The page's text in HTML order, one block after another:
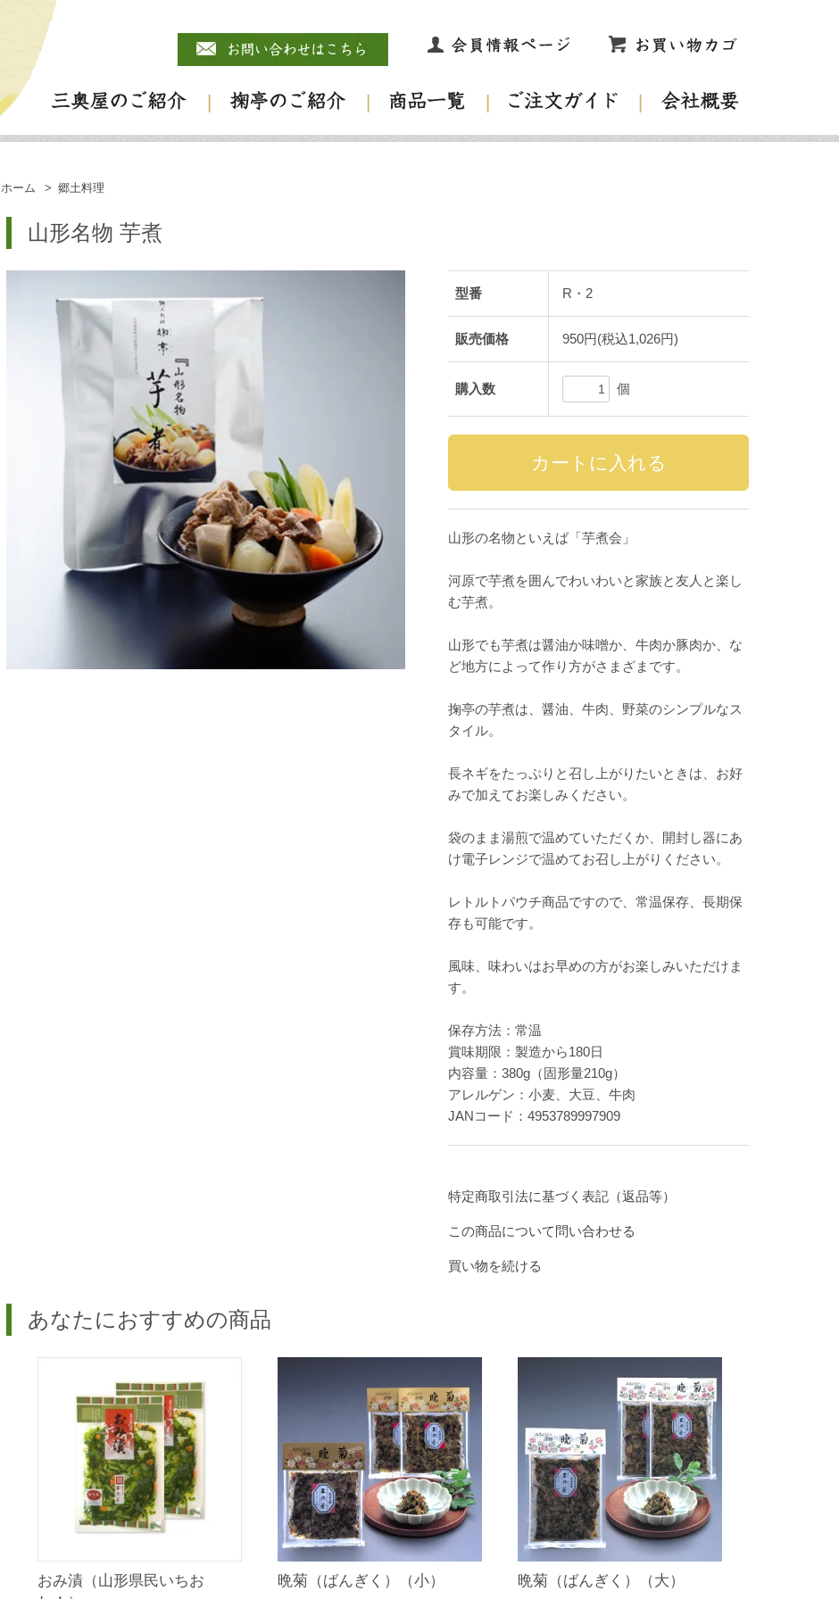
ホーム > 郷土料理
山形名物 芋煮
型番 R・2
販売価格 950円(税込1,026円)
購入数 個
山形の名物といえば「芋煮会」
河原で芋煮を囲んでわいわいと家族と友人と楽し
む芋煮。
山形でも芋煮は醤油か味噌か、牛肉か豚肉か、な
ど地方によって作り方がさまざまです。
掬亭の芋煮は、醤油、牛肉、野菜のシンプルなス
タイル。
長ネギをたっぷりと召し上がりたいときは、お好
みで加えてお楽しみください。
袋のまま湯煎で温めていただくか、開封し器にあ
け電子レンジで温めてお召し上がりください。
レトルトパウチ商品ですので、常温保存、長期保
存も可能です。
風味、味わいはお早めの方がお楽しみいただけま
す。
保存方法：常温
賞味期限：製造から180日
内容量：380g（固形量210g）
アレルゲン：小麦、大豆、牛肉
JANコード：4953789997909
特定商取引法に基づく表記（返品等）
この商品について問い合わせる
買い物を続ける
あなたにおすすめの商品
おみ漬（山形県民いちお
晩菊（ばんぎく）（小） 晩菊（ばんぎく）（大）